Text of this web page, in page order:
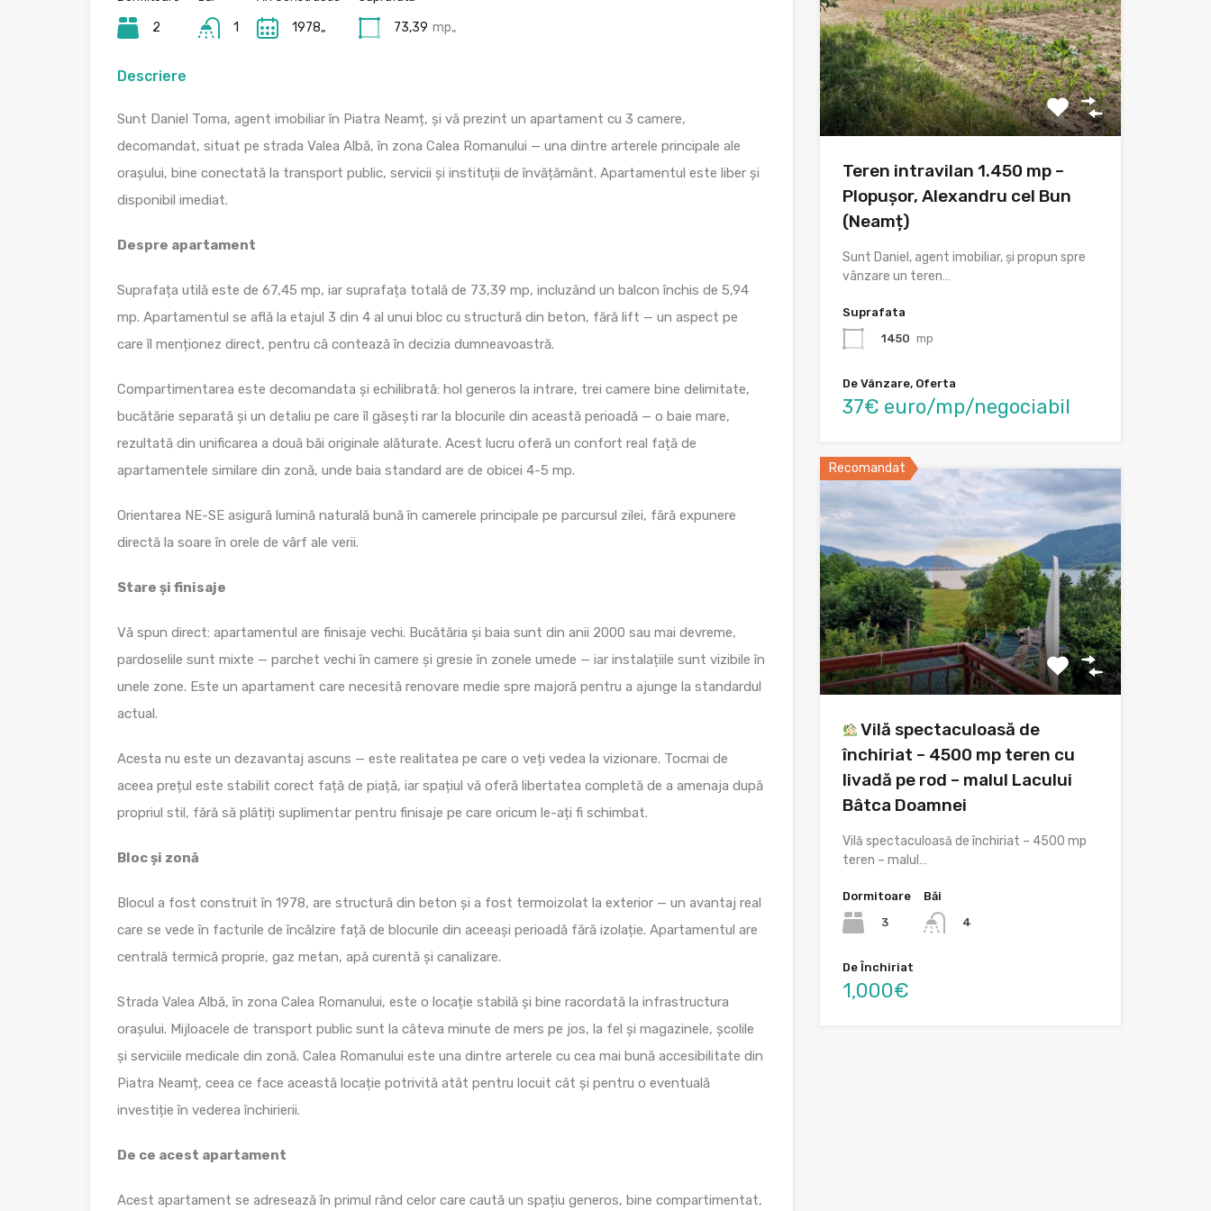
2 1 1978„ 73,39 mp„
Descriere
Sunt Daniel Toma, agent imobiliar în Piatra Neamț, și vă prezint un apartament cu 3 camere,
decomandat, situat pe strada Valea Albă, în zona Calea Romanului — una dintre arterele principale ale
orașului, bine conectată la transport public, servicii și instituții de învățământ. Apartamentul este liber și
disponibil imediat.
Despre apartament
Suprafața utilă este de 67,45 mp, iar suprafața totală de 73,39 mp, incluzând un balcon închis de 5,94
mp. Apartamentul se află la etajul 3 din 4 al unui bloc cu structură din beton, fără lift — un aspect pe
care îl menționez direct, pentru că contează în decizia dumneavoastră.
Compartimentarea este decomandata și echilibrată: hol generos la intrare, trei camere bine delimitate,
bucătărie separată și un detaliu pe care îl găsești rar la blocurile din această perioadă — o baie mare,
rezultată din unificarea a două băi originale alăturate. Acest lucru oferă un confort real față de
apartamentele similare din zonă, unde baia standard are de obicei 4-5 mp.
Orientarea NE-SE asigură lumină naturală bună în camerele principale pe parcursul zilei, fără expunere
directă la soare în orele de vârf ale verii.
Stare și finisaje
Vă spun direct: apartamentul are finisaje vechi. Bucătăria și baia sunt din anii 2000 sau mai devreme,
pardoselile sunt mixte — parchet vechi în camere și gresie în zonele umede — iar instalațiile sunt vizibile în
unele zone. Este un apartament care necesită renovare medie spre majoră pentru a ajunge la standardul
actual.
Acesta nu este un dezavantaj ascuns — este realitatea pe care o veți vedea la vizionare. Tocmai de
aceea prețul este stabilit corect față de piață, iar spațiul vă oferă libertatea completă de a amenaja după
propriul stil, fără să plătiți suplimentar pentru finisaje pe care oricum le-ați fi schimbat.
Bloc și zonă
Blocul a fost construit în 1978, are structură din beton și a fost termoizolat la exterior — un avantaj real
care se vede în facturile de încălzire față de blocurile din aceeași perioadă fără izolație. Apartamentul are
centrală termică proprie, gaz metan, apă curentă și canalizare.
Strada Valea Albă, în zona Calea Romanului, este o locație stabilă și bine racordată la infrastructura
orașului. Mijloacele de transport public sunt la câteva minute de mers pe jos, la fel și magazinele, școlile
și serviciile medicale din zonă. Calea Romanului este una dintre arterele cu cea mai bună accesibilitate din
Piatra Neamț, ceea ce face această locație potrivită atât pentru locuit cât și pentru o eventuală
investiție în vederea închirierii.
De ce acest apartament
Acest apartament se adresează în primul rând celor care caută un spațiu generos, bine compartimentat,
Teren intravilan 1.450 mp –
Plopușor, Alexandru cel Bun
(Neamț)
Sunt Daniel, agent imobiliar, și propun spre
vânzare un teren…
Suprafata
1450 mp
De Vânzare, Oferta
37€ euro/mp/negociabil
Recomandat
Vilă spectaculoasă de
închiriat – 4500 mp teren cu
livadă pe rod – malul Lacului
Bâtca Doamnei
Vilă spectaculoasă de închiriat – 4500 mp
teren – malul…
Dormitoare
3
Băi
4
De Închiriat
1,000€